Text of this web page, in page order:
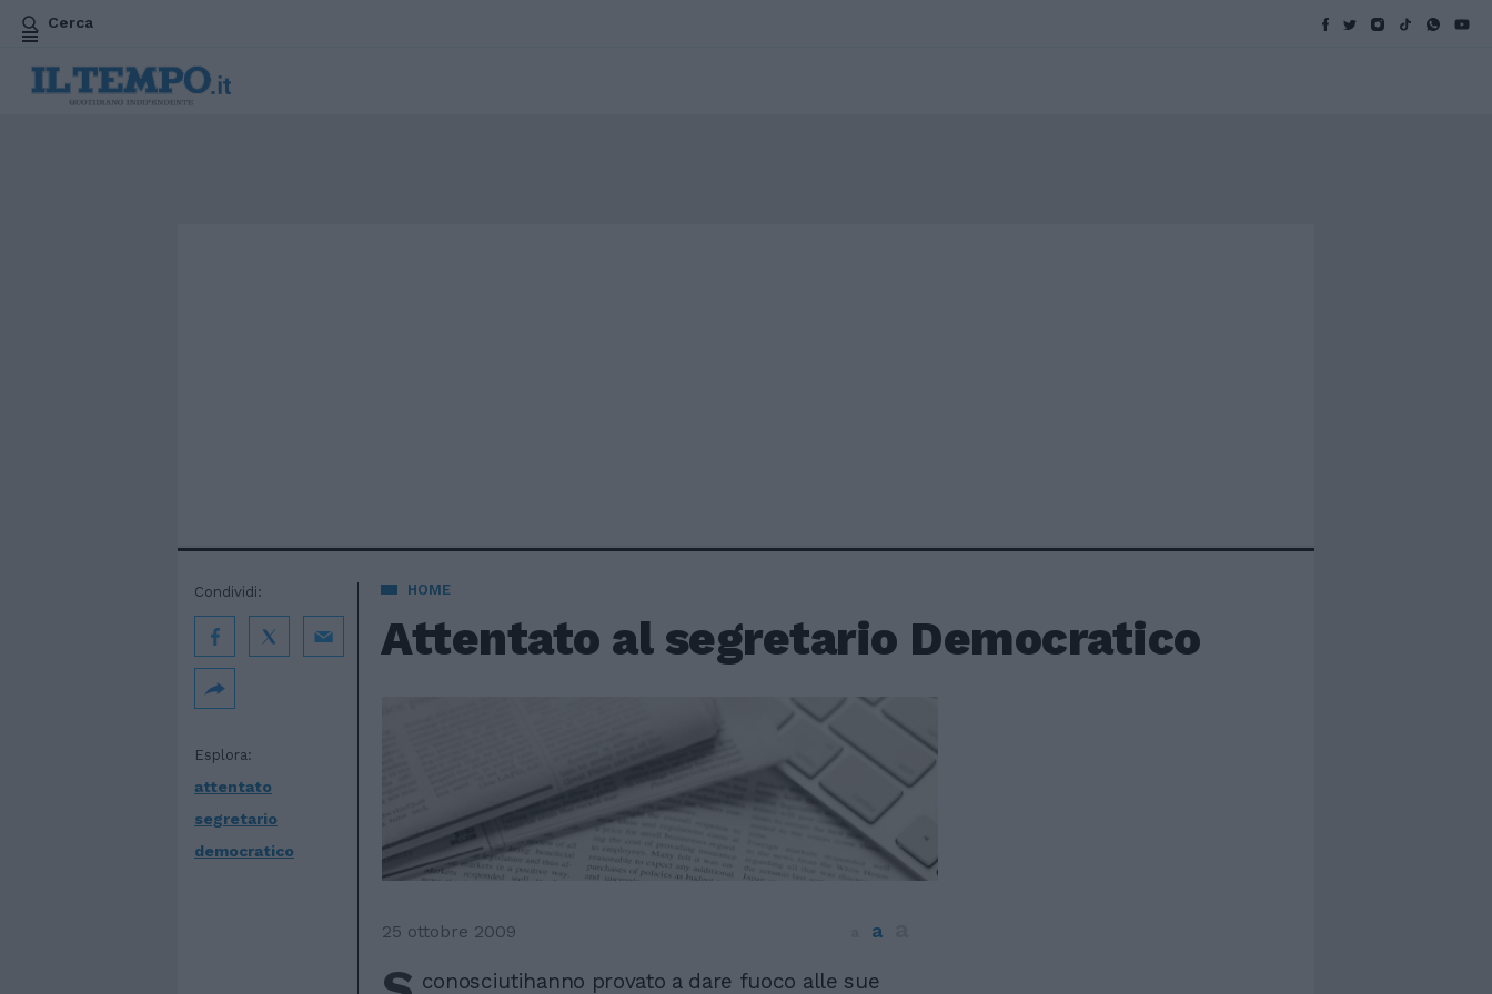
Cerca
HOME
Attentato al segretario Democratico
Esplora:
attentato
segretario
democratico
Condividi:
25 ottobre 2009 a
conosciutihanno provato a dare fuoco alle sue